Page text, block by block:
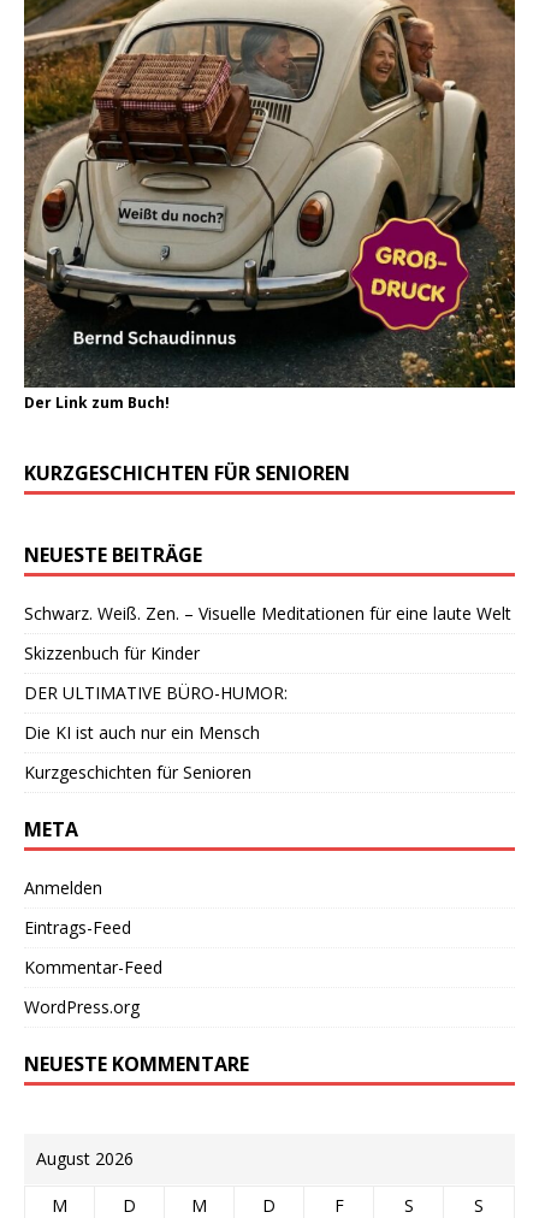
Der Link zum Buch!
KURZGESCHICHTEN FÜR SENIOREN
NEUESTE BEITRÄGE
Schwarz. Weiß. Zen. – Visuelle Meditationen für eine laute Welt
Skizzenbuch für Kinder
DER ULTIMATIVE BÜRO-HUMOR:
Die KI ist auch nur ein Mensch
Kurzgeschichten für Senioren
META
Anmelden
Eintrags-Feed
Kommentar-Feed
WordPress.org
NEUESTE KOMMENTARE
August 2026
M D M D F S
S